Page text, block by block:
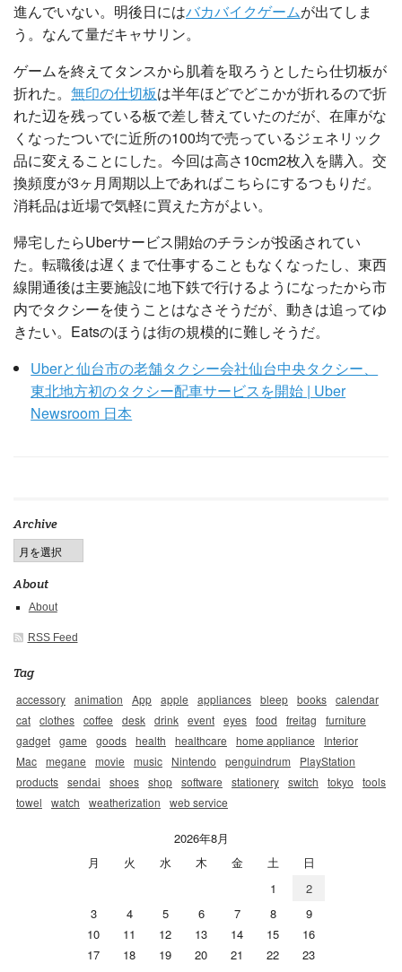
進んでいない。明後日にはバカバイクゲームが出てしま
う。なんて量だキャサリン。
ゲームを終えてタンスから肌着を取ろうとしたら仕切板が
折れた。 無印の仕切板は半年ほどでどこかが折れるので折
れた辺を残っている板で差し替えていたのだが、在庫がな
くなったついでに近所の100均で売っているジェネリック
品に変えることにした。今回は高さ10cm2枚入を購入。交
換頻度が3ヶ月周期以上であればこちらにするつもりだ。
消耗品は近場で気軽に買えた方がよい。
帰宅したらUberサービス開始のチラシが投函されてい
た。転職後は遅くまで仕事することもなくなったし、東西
線開通後は主要施設に地下鉄で行けるようになったから市
内でタクシーを使うことはなさそうだが、動きは追ってゆ
きたい。Eatsのほうは街の規模的に難しそうだ。
Uberと仙台市の老舗タクシー会社仙台中央タクシー、
東北地方初のタクシー配車サービスを開始 | Uber
Newsroom 日本
Archive
About
About
RSS Feed
Tag
accessory animation App apple appliances bleep books calendar
cat clothes coffee desk drink event eyes food freitag
furniture
gadget game goods health healthcare home appliance
Interior
Mac megane movie music Nintendo penguindrum
PlayStation
products sendai shoes shop software stationery switch tokyo
tools
towel
watch weatherization web service
2026年8月
月
火 水 木 金 土
日
1
2
3
4 5 6 7 8
9
10
11 12 13 14 15
16
17
18 19 20 21 22
23